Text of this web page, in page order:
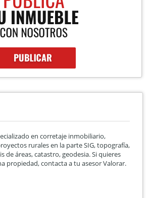
en corretaje inmobiliario,
rurales en la parte SIG, topografía,
de áreas, catastro, geodesia. Si quieres
propiedad, contacta a tu asesor Valorar.